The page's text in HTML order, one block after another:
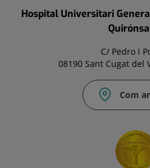
Hospital Universitari
C/ Pedro i
08190 Sant Cugat del
Com